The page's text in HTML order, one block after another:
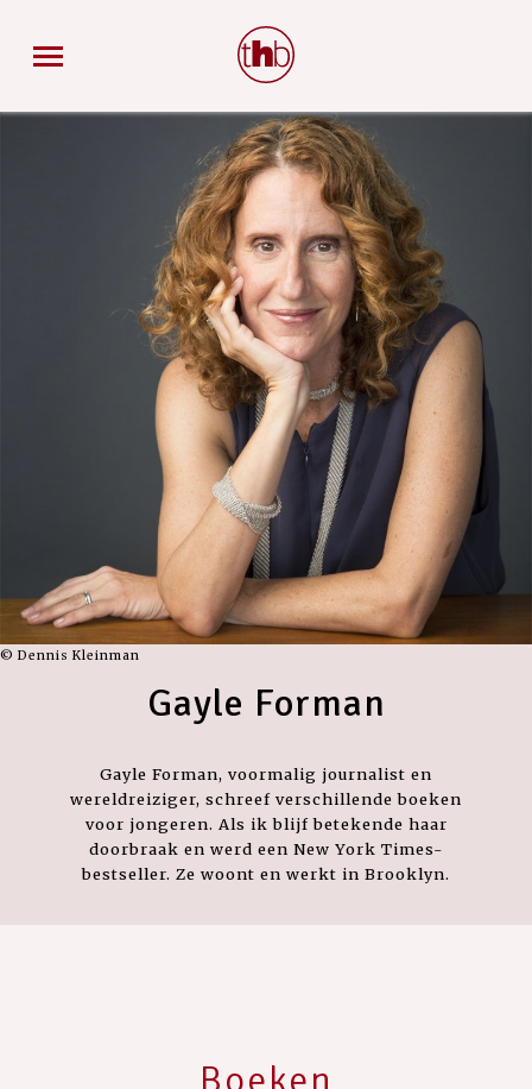
© Dennis Kleinman
Gayle Forman
Gayle Forman, voormalig journalist en
wereldreiziger, schreef verschillende boeken
voor jongeren. Als ik blijf betekende haar
doorbraak en werd een New York Times-
bestseller. Ze woont en werkt in Brooklyn.